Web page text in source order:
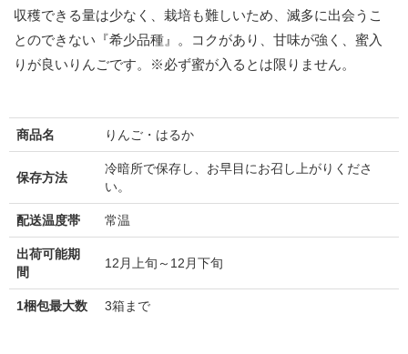
収穫できる量は少なく、栽培も難しいため、滅多に出会うこ
とのできない『希少品種』。コクがあり、甘味が強く、蜜入
りが良いりんごです。※必ず蜜が入るとは限りません。
商品名 りんご・はるか
保存方法
冷暗所で保存し、お早目にお召し上がりくださ
い。
配送温度帯 常温
出荷可能期
間
12月上旬～12月下旬
1梱包最大数 3箱まで